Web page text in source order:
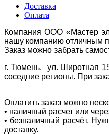
Доставка
Оплата
Компания ООО «Мастер
нашу компанию отличным
Заказ можно забрать
г. Тюмень, ул. Широтная
соседние регионы. При
Оплатить заказ можно
• наличный расчет или
• безналичный расчёт.
доставку.